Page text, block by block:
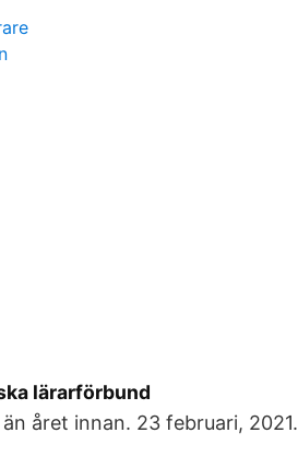
lärarförbund
året innan. 23 februari, 2021.